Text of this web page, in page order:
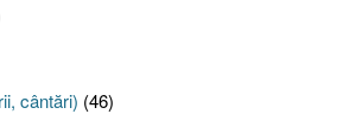
cântări) (46)